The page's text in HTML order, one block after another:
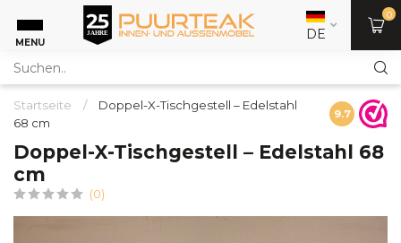
MENU DE
0
Startseite /
Doppel-X-Tischgestell – Edelstahl
68 cm
9.7
Doppel-X-Tischgestell – Edelstahl 68
cm
(0)